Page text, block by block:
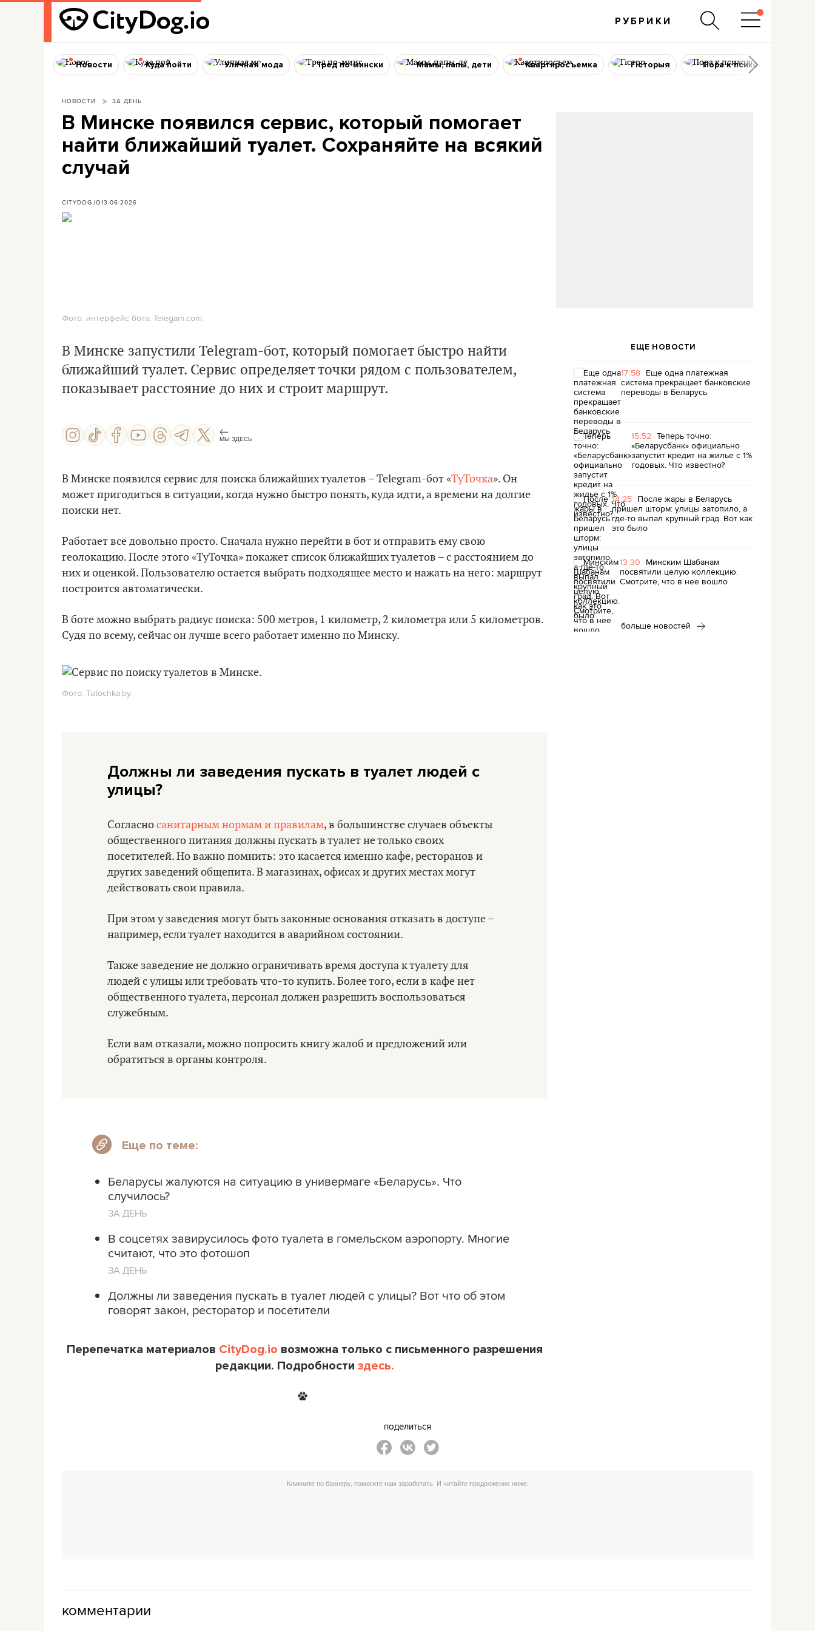
РУБРИКИ
Новости Куда пойти Уличная мода Тред по-мински Мамы, папы, дети Квартиросъемка Гісторыя Пора к психологу
НОВОСТИ ЗА ДЕНЬ
В Минске появился сервис, который помогает
найти ближайший туалет. Сохраняйте на всякий
случай
CITYDOG.IO13.06.2026
Фото: интерфейс бота, Telegam.com.
В Минске запустили Telegram-бот, который помогает быстро найти
ближайший туалет. Сервис определяет точки рядом с пользователем,
показывает расстояние до них и строит маршрут.
МЫ ЗДЕСЬ
В Минске появился сервис для поиска ближайших туалетов – Telegram-бот «ТуТочка». Он
может пригодиться в ситуации, когда нужно быстро понять, куда идти, а времени на долгие
поиски нет.
Работает всё довольно просто. Сначала нужно перейти в бот и отправить ему свою
геолокацию. После этого «ТуТочка» покажет список ближайших туалетов – с расстоянием до
них и оценкой. Пользователю остается выбрать подходящее место и нажать на него: маршрут
построится автоматически.
В боте можно выбрать радиус поиска: 500 метров, 1 километр, 2 километра или 5 километров.
Судя по всему, сейчас он лучше всего работает именно по Минску.
Фото: Tutochka.by.
Должны ли заведения пускать в туалет людей с
улицы?
Согласносанитарным нормам и правилам, в большинстве случаев объекты
общественного питания должны пускать в туалет не только своих
посетителей. Но важно помнить: это касается именно кафе, ресторанов и
других заведений общепита. В магазинах, офисах и других местах могут
действовать свои правила.
При этом у заведения могут быть законные основания отказать в доступе –
например, если туалет находится в аварийном состоянии.
Также заведение не должно ограничивать время доступа к туалету для
людей с улицы или требовать что-то купить. Более того, если в кафе нет
общественного туалета, персонал должен разрешить воспользоваться
служебным.
Если вам отказали, можно попросить книгу жалоб и предложений или
обратиться в органы контроля.
Еще по теме:
Беларусы жалуются на ситуацию в универмаге «Беларусь». Что
случилось?
ЗА ДЕНЬ
В соцсетях завирусилось фото туалета в гомельском аэропорту. Многие
считают, что это фотошоп
ЗА ДЕНЬ
Должны ли заведения пускать в туалет людей с улицы? Вот что об этом
говорят закон, ресторатор и посетители
Перепечатка материалов CityDog.io возможна только с письменного разрешения
редакции. Подробности здесь.
ЕЩЕ НОВОСТИ
17:58 Еще одна платежная
система прекращает банковские
переводы в Беларусь
15:52 Теперь точно:
«Беларусбанк» официально
запустит кредит на жилье с 1%
годовых. Что известно?
14:25 После жары в Беларусь
пришел шторм: улицы затопило, а
где-то выпал крупный град. Вот как
это было
13:30 Минским Шабанам
посвятили целую коллекцию.
Смотрите, что в нее вошло
больше новостей
поделиться
комментарии